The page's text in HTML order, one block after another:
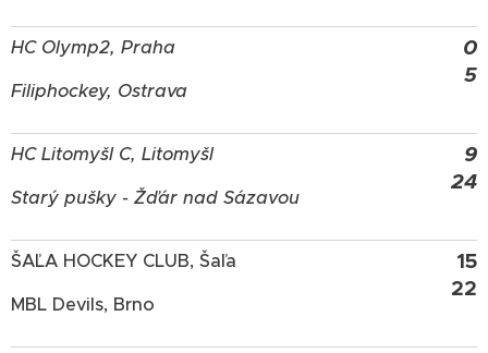
HC Olymp2, Praha
Filiphockey, Ostrava
0
5
HC Litomyšl C, Litomyšl
Starý pušky - Žďár nad Sázavou
9
24
ŠAĽA HOCKEY CLUB, Šaľa
MBL Devils, Brno
15
22